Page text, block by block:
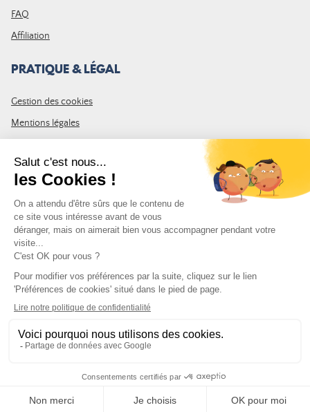
FAQ
Affiliation
PRATIQUE & LÉGAL
Gestion des cookies
Mentions légales
Plan du site
REJOIGNEZ LA COMMUNAUTÉ
Inscrivez-vous à la newsletter Leurre de la pêche et recevez un code
de 10% de remise valable sur votre première commande.
SUIVEZ-NOUS
© Leurre de la Pêche 2026